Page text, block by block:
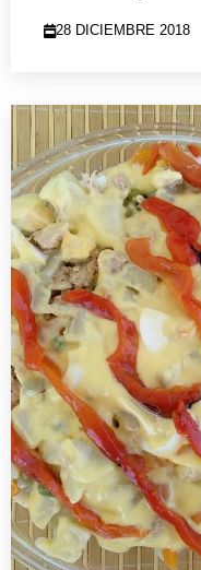
28 DICIEMBRE 2018